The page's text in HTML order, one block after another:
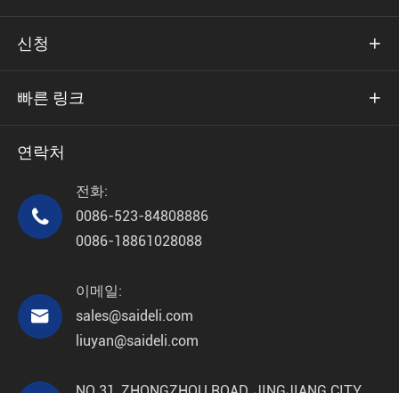
신청 
빠른 링크 
연락처

전화:
0086-523-84808886
0086-18861028088

이메일:
sales@saideli.com
liuyan@saideli.com